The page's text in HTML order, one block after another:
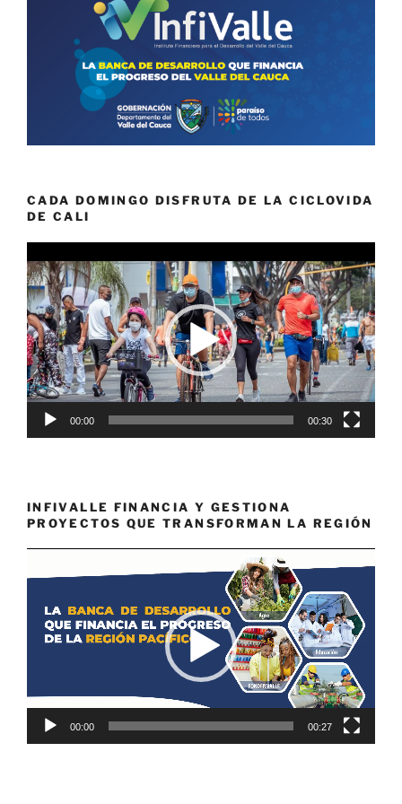
CADA DOMINGO DISFRUTA DE LA CICLOVIDA
DE CALI
de
vídeo
00:00 00:30
INFIVALLE FINANCIA Y GESTIONA
PROYECTOS QUE TRANSFORMAN LA REGIÓN
de
00:00 00:27